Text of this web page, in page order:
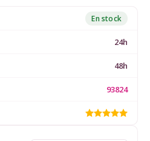
En stock
24h
48h
93824